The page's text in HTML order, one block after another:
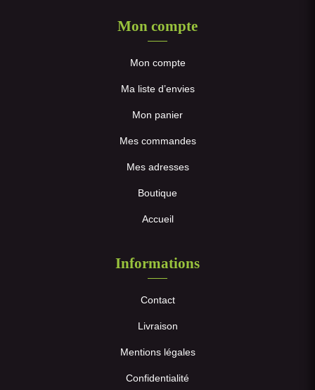
Mon compte
Mon compte
Ma liste d’envies
Mon panier
Mes commandes
Mes adresses
Boutique
Accueil
Informations
Contact
Livraison
Mentions légales
Confidentialité